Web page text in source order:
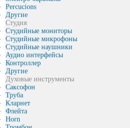
Percucions
Другие
Студия
Студийные мониторы
Студийные микрофоны
Студийные наушники
Аудио интерфейсы
Контроллер
Другие
Духовые инструменты
Саксофон
Труба
Кларнет
Флейта
Horn